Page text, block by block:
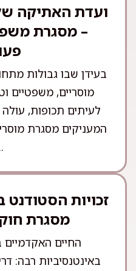
ועדת האתיקה
– מסגרת
בעידן שבו גבולות
מוסריים, משפטיים
לעיתים תכופות,
המעניקים מסגרת
זכויות
מסגרת
החיים האקדמיים
באינטנסיביות רבה: